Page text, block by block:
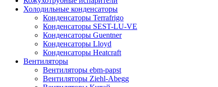
Холодильные конденсаторы
Конденсаторы Terrafrigo
Конденсаторы SEST-LU-VE
Конденсаторы Guentner
Конденсаторы Lloyd
Конденсаторы Heatcraft
Вентиляторы
Вентиляторы ebm-papst
Вентиляторы Ziehl-Abegg